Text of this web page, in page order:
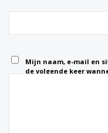
Mijn naam, e-mail en
de volgende keer